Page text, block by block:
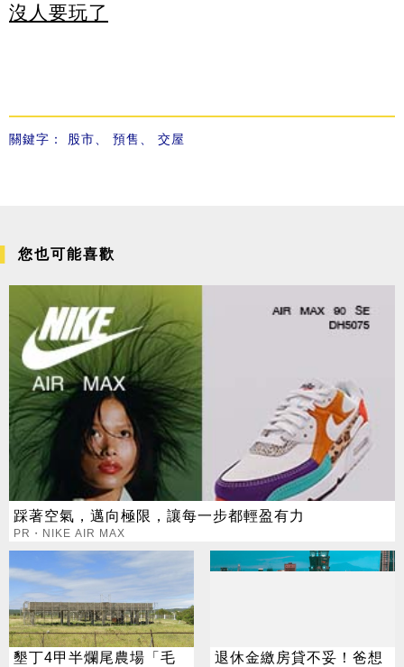
沒人要玩了
關鍵字： 股市 預售 交屋
您也可能喜歡
踩著空氣，邁向極限，讓每一步都輕盈有力
PR・NIKE AIR MAX
墾丁4甲半爛尾農場「毛
退休金繳房貸不妥！爸想